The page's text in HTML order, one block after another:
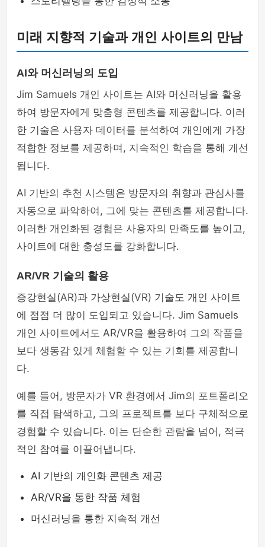
미래 지향적 기술과 개인 사이트의 만남
AI와 머신러닝의 도입
Jim Samuels 개인 사이트는 AI와 머신러닝을 활용
하여 방문자에게 맞춤형 콘텐츠를 제공합니다. 이러
한 기술은 사용자 데이터를 분석하여 개인에게 가장
적합한 정보를 제공하며, 지속적인 학습을 통해 개선
됩니다.
AI 기반의 추천 시스템은 방문자의 취향과 관심사를
자동으로 파악하여, 그에 맞는 콘텐츠를 제공합니다.
이러한 개인화된 경험은 사용자의 만족도를 높이고,
사이트에 대한 충성도를 강화합니다.
AR/VR 기술의 활용
증강현실(AR)과 가상현실(VR) 기술도 개인 사이트
에 점점 더 많이 도입되고 있습니다. Jim Samuels
개인 사이트에서도 AR/VR을 활용하여 그의 작품을
보다 생동감 있게 체험할 수 있는 기회를 제공합니
다.
예를 들어, 방문자가 VR 환경에서 Jim의 포트폴리오
를 직접 탐색하고, 그의 프로젝트를 보다 구체적으로
경험할 수 있습니다. 이는 단순한 관람을 넘어, 적극
적인 참여를 이끌어냅니다.
AI 기반의 개인화 콘텐츠 제공
AR/VR을 통한 작품 체험
머신러닝을 통한 지속적 개선